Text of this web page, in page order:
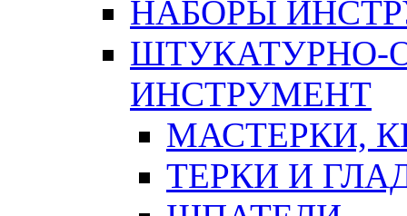
НАБОРЫ
ШТУКАТУРНО-
ИНСТРУМЕНТ
МАСТЕРКИ,
ТЕРКИ И